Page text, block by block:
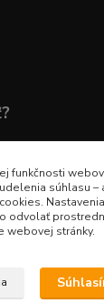
funkčnosti
súhlasu –
odvolať
webovej stránky.